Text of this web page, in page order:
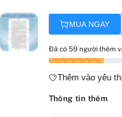
MUA NGAY
Đã có 59 người thêm
Thêm vào yêu
Thông tin thêm